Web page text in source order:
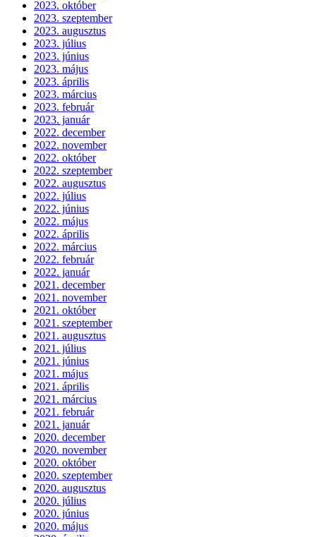
2023. október
2023. szeptember
2023. augusztus
2023. július
2023. június
2023. május
2023. április
2023. március
2023. február
2023. január
2022. december
2022. november
2022. október
2022. szeptember
2022. augusztus
2022. július
2022. június
2022. május
2022. április
2022. március
2022. február
2022. január
2021. december
2021. november
2021. október
2021. szeptember
2021. augusztus
2021. július
2021. június
2021. május
2021. április
2021. március
2021. február
2021. január
2020. december
2020. november
2020. október
2020. szeptember
2020. augusztus
2020. július
2020. június
2020. május